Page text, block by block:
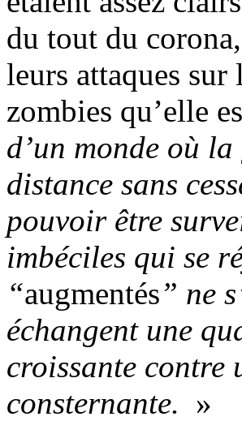
du tout du
leurs attaques sur
zombies qu’elle
d’un monde où
distance sans
pouvoir être
imbéciles qui se
“augmentés” ne
échangent une
croissante contre
consternante. »